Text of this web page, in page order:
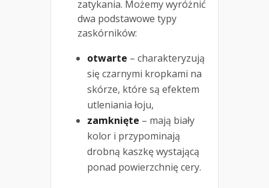
zatykania. Możemy wyróżnić
dwa podstawowe typy
zaskórników:
otwarte – charakteryzują
się czarnymi kropkami na
skórze, które są efektem
utleniania łoju,
zamknięte – mają biały
kolor i przypominają
drobną kaszkę wystającą
ponad powierzchnię cery.